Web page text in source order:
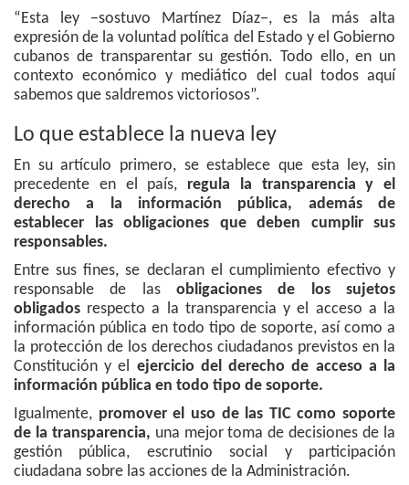
“Esta ley −sostuvo Martínez Díaz−, es la más alta
expresión de la voluntad política del Estado y el Gobierno
cubanos de transparentar su gestión. Todo ello, en un
contexto económico y mediático del cual todos aquí
sabemos que saldremos victoriosos”.
Lo que establece la nueva ley
En su artículo primero, se establece que esta ley, sin
precedente en el país, regula la transparencia y el
derecho a la información pública, además de
establecer las obligaciones que deben cumplir sus
responsables.
Entre sus fines, se declaran el cumplimiento efectivo y
responsable de las obligaciones de los sujetos
obligados respecto a la transparencia y el acceso a la
información pública en todo tipo de soporte, así como a
la protección de los derechos ciudadanos previstos en la
Constitución y el ejercicio del derecho de acceso a la
información pública en todo tipo de soporte.
Igualmente, promover el uso de las TIC como soporte
de la transparencia, una mejor toma de decisiones de la
gestión pública, escrutinio social y participación
ciudadana sobre las acciones de la Administración.